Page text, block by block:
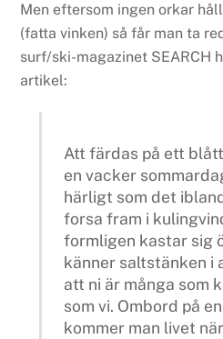
Men eftersom ingen orkar
(fatta vinken) så får man ta
surf/ski-magazinet SEARCH
artikel:
Att färdas på ett
en vacker
härligt som det
forsa fram i
formligen kastar sig
känner saltstänken i
att ni är många som
som vi. Ombord på
kommer man livet